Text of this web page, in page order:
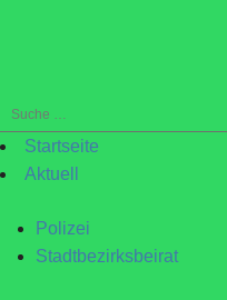
Suche
nach:Startseite
Aktuell
Polizei
Stadtbezirksbeirat